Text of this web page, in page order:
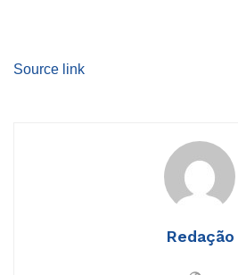
Source link
Redação